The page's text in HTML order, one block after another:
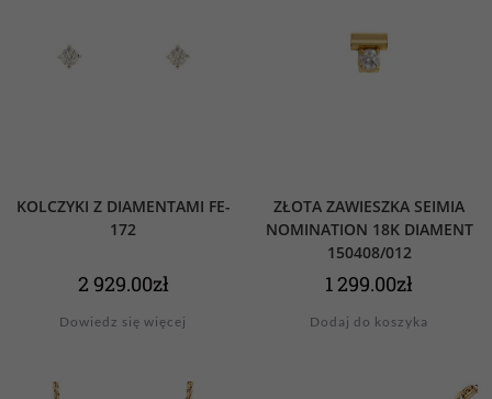
KOLCZYKI Z DIAMENTAMI FE-
172
2 929.00zł
Dowiedz się więcej
ZŁOTA ZAWIESZKA SEIMIA
NOMINATION 18K DIAMENT
150408/012
1 299.00zł
Dodaj do koszyka